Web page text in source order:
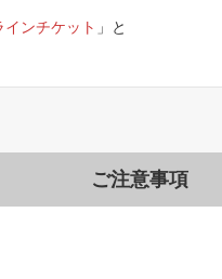
ンチケット 」と
ご注意事項